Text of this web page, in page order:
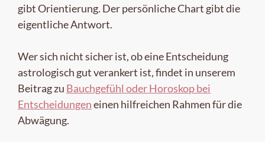
gibt Orientierung. Der persönliche Chart gibt die
eigentliche Antwort.
Wer sich nicht sicher ist, ob eine Entscheidung
astrologisch gut verankert ist, findet in unserem
Beitrag zu Bauchgefühl oder Horoskop bei
Entscheidungeneinen hilfreichen Rahmen für die
Abwägung.